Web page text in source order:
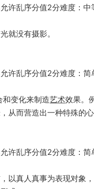
许乱序分值2分难度：中
就没有摄影。
许乱序分值2分难度：简
变化来制造艺术效果。
从而营造出一种特殊的心
许乱序分值2分难度：简
以真人真事为表现对象